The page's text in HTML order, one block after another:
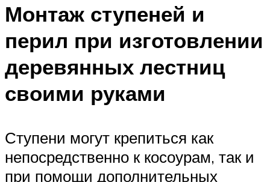
Монтаж ступеней и
перил при изготовлении
деревянных лестниц
своими руками
Ступени могут крепиться как
непосредственно к косоурам, так и
при помощи дополнительных